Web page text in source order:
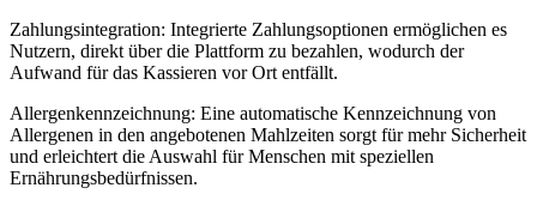
Zahlungsintegration: Integrierte Zahlungsoptionen ermöglichen es
Nutzern, direkt über die Plattform zu bezahlen, wodurch der
Aufwand für das Kassieren vor Ort entfällt.
Allergenkennzeichnung: Eine automatische Kennzeichnung von
Allergenen in den angebotenen Mahlzeiten sorgt für mehr Sicherheit
und erleichtert die Auswahl für Menschen mit speziellen
Ernährungsbedürfnissen.